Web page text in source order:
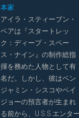
本家
アイラ・スティーブン・
ベアは『スタートレッ
ク：ディープ・スペー
ス・ナイン』の制作総指
揮を務めた人物として有
名だ。しかし、彼はベン
ジャミン・シスコやベイ
ジョーの預言者が生まれ
る前から、U.S.S.エンタ